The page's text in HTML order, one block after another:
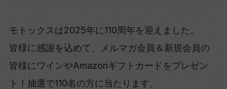
モトックスは2025年に110周年を迎えました。
皆様に感謝を込めて、メルマガ会員＆新規会員の
皆様にワインやAmazonギフトカードをプレゼン
ト！抽選で110名の方に当たります。